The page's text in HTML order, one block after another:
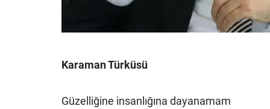
Karaman Türküsü
Güzelliğine insanlığına dayanamam